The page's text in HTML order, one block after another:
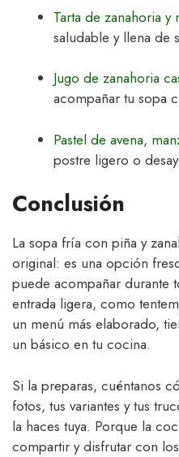
Tarta de zanahoria y
saludable y llena de
Jugo de zanahoria
acompañar tu sopa
Pastel de avena,
postre ligero o
Conclusión
La sopa fría con piña y
original: es una opción
puede acompañar durante
entrada ligera, como
un menú más elaborado,
un básico en tu cocina.
Si la preparas, cuéntanos
fotos, tus variantes y tus
la haces tuya. Porque la
compartir y disfrutar con